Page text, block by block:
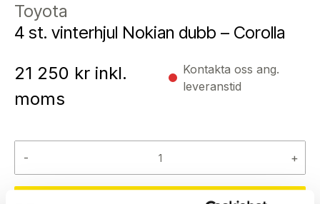
Toyota
4 st. vinterhjul Nokian dubb – Corolla
21 250 kr inkl.
moms
Kontakta oss ang.
leveranstid
- +